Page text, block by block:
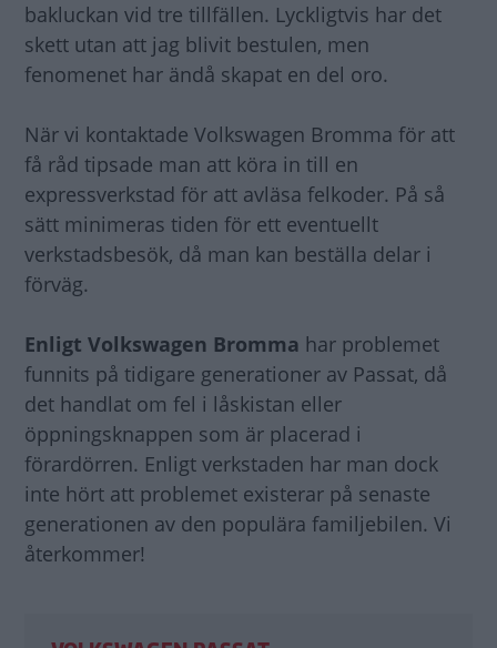
bakluckan vid tre tillfällen. Lyckligtvis har det
skett utan att jag blivit bestulen, men
fenomenet har ändå skapat en del oro.
När vi kontaktade Volkswagen Bromma för att
få råd tipsade man att köra in till en
expressverkstad för att avläsa felkoder. På så
sätt minimeras tiden för ett eventuellt
verkstadsbesök, då man kan beställa delar i
förväg.
Enligt Volkswagen Bromma har problemet
funnits på tidigare generationer av Passat, då
det handlat om fel i låskistan eller
öppningsknappen som är placerad i
förardörren. Enligt verkstaden har man dock
inte hört att problemet existerar på senaste
generationen av den populära familjebilen. Vi
återkommer!